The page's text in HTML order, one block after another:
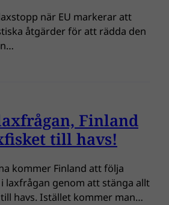
när EU markerar att
åtgärder för att rädda den
Finland
till havs!
kommer Finland att följa
laxfrågan genom att stänga allt
havs. Istället kommer man…